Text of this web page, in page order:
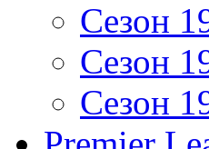
Сезон
Сезон
Сезон